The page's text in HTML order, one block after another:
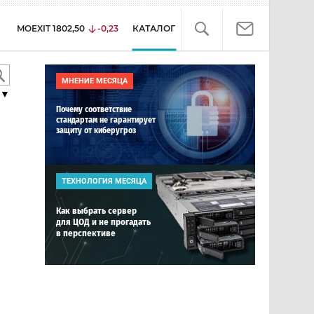
MOEXIT 1802,50 -0,23 КАТАЛОГ
▼
МНЕНИЕ МЕСЯЦА
Почему соответствие
стандартам не гарантирует
защиту от киберугроз
ТЕХНОЛОГИЯ МЕСЯЦА
Как выбрать сервер
для ЦОД и не прогадать
в перспективе